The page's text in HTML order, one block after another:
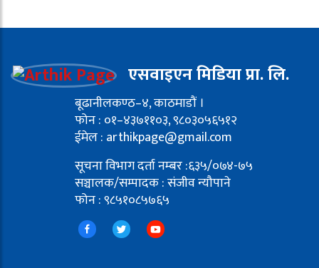
एसवाइएन मिडिया प्रा. लि.
बूढानीलकण्ठ–४, काठमाडौं ।
फोन : ०१–४३७११०३, ९८०३०५६५१२
ईमेल : arthikpage@gmail.com
सूचना विभाग दर्ता नम्बर :६३५/०७४-७५
सञ्चालक/सम्पादक : संजीव न्यौपाने
फोन : ९८५१०८५७६५